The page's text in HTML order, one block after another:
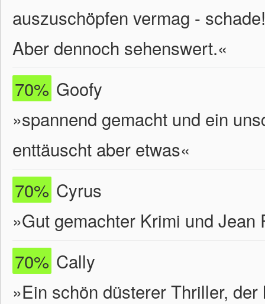
auszuschöpfen vermag - schade!
Aber dennoch sehenswert.«
70% Goofy
»spannend gemacht und ein
enttäuscht aber etwas«
70% Cyrus
»Gut gemachter Krimi und
70% Cally
»Ein schön düsterer Thriller,